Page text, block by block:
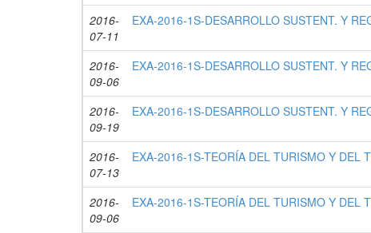
2016-
07-11
EXA-2016-1S-DESARROLLO SUSTENT. Y
2016-
09-06
EXA-2016-1S-DESARROLLO SUSTENT. Y
2016-
09-19
EXA-2016-1S-DESARROLLO SUSTENT. Y
2016-
07-13
EXA-2016-1S-TEORÍA DEL TURISMO Y DEL
2016-
09-06
EXA-2016-1S-TEORÍA DEL TURISMO Y DEL